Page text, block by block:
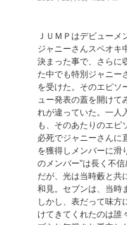
ＪＵＭＰはデビューメ
ジャニーさんスペオキ
決まった事で、さらに
た中でも特別ジャニー
を受けた。そのエピソ
ュー発表の蓋を開けて
れが違っていた。一人
も、そのあたりのエピ
必死でジャニーさんに
を獲得しメンバーに滑
のメンバー”は長く不
だが、光は当時藪と共
和見。セブンは、当時
しかし、表だって味方
けてきてくれたのは誰